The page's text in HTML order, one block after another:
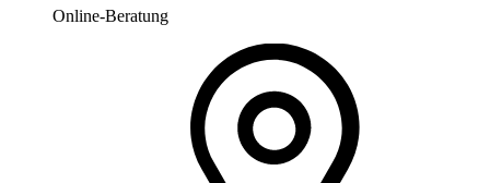
Online-Beratung